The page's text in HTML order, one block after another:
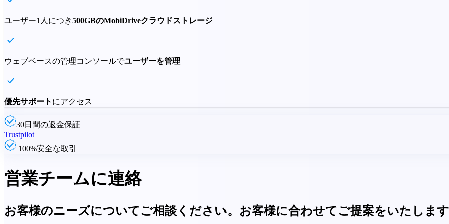
ユーザー1人につき500GBのMobiDriveクラウドストレージ
ウェブベースの管理コンソールでユーザーを管理
優先サポート にアクセス
30日間の返金保証
Trustpilot
100%安全な取引
営業チームに連絡
お客様のニーズについてご相談ください。お客様に合わせてご提案をいたしま